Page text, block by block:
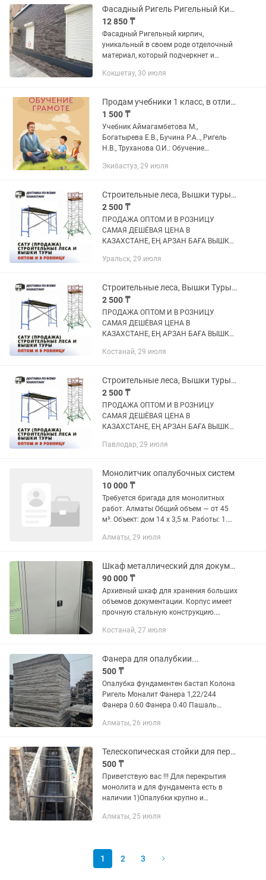
Фасадный Ригель Ригельный Кирпич
12 850 ₸
Фасадный Ригельный кирпич,
уникальный в своем роде отделочный
материал, который подчеркнет и
тоже можем по согласованию
объем выполним.
Кокшетау, 30 июля
Продам учебники 1 класс, в отличном состоянии. Обучение грамоте.
1 500 ₸
Учебник Аймагамбетова М.,
Богатырева Е.В., Бучина Р.А.., Ригель
Н.В., Труханова О.И.: Обучение
Издание на русском языке.
Экибастуз, 29 июля
Строительные леса, Вышки туры, Леса на колесах, Фасадные леса
2 500 ₸
ПРОДАЖА ОПТОМ И В РОЗНИЦУ
САМАЯ ДЕШЁВАЯ ЦЕНА В
КАЗАХСТАНЕ, ЕҢ АРЗАН БАҒА ВЫШКИ-
ЛЕСА, ЛЕСА НА КОЛЕСАХ, ФАСАДНЫЕ
ГОРИЗОНТАЛЬ НА ЛЕСА...
Уральск, 29 июля
Строительные леса, Вышки Туры, Леса на колесах, Фасадные леса
2 500 ₸
ПРОДАЖА ОПТОМ И В РОЗНИЦУ
САМАЯ ДЕШЁВАЯ ЦЕНА В
КАЗАХСТАНЕ, ЕҢ АРЗАН БАҒА ВЫШКИ-
ЛЕСА, ЛЕСА НА КОЛЕСАХ, ФАСАДНЫЕ
ГОРИЗОНТАЛЬ НА ЛЕСА...
Костанай, 29 июля
Строительные леса, Вышки туры, Леса на колесах, Фасадные леса
2 500 ₸
ПРОДАЖА ОПТОМ И В РОЗНИЦУ
САМАЯ ДЕШЁВАЯ ЦЕНА В
КАЗАХСТАНЕ, ЕҢ АРЗАН БАҒА ВЫШКИ-
ЛЕСА, ЛЕСА НА КОЛЕСАХ, ФАСАДНЫЕ
ГОРИЗОНТАЛЬ НА ЛЕСА...
Павлодар, 29 июля
Монолитчик опалубочных систем
10 000 ₸
Требуется бригада для монолитных
работ. Алматы Общий объем ∼ от 45
м³. Объект: дом 14 х 3,5 м. Работы: 1.
подвальное помещение. 2. Подвал 12 х
Алматы, 29 июля
Шкаф металлический для документов
90 000 ₸
Архивный шкаф для хранения больших
объемов документации. Корпус имеет
прочную стальную конструкцию.
обеспечивают бесшумный ход дверей
Костанай, 27 июля
Фанера для опалубкии...
500 ₸
Опалубка фундаментен бастап Колона
Ригель Моналит Фанера 1,22/244
Фанера 0.60 Фанера 0.40 Пашаль
Алматы, 26 июля
Телескопическая стойки для перекрытия...
500 ₸
Приветствую вас !!! Для перекрытия
монолита и для фундамента есть в
наличии 1)Опалубки крупно и
3)Струбцина, фанера, и балки для
Алматы, 25 июля
1 2 3